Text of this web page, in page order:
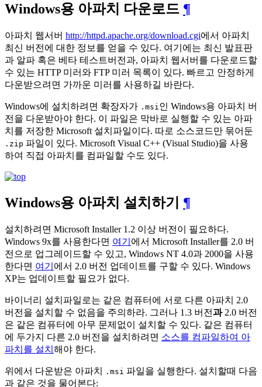
Windows용 아파치 다운로드 ¶
아파치 웹서버 http://httpd.apache.org/download.cgi에서 아파치
최신 버전에 대한 정보를 얻을 수 있다. 여기에는 최신 발표판
과 알파 혹은 베타 테스트버전과, 아파치 웹서버를 다운로드할
수 있는 HTTP 미러와 FTP 미러 목록이 있다. 빠르고 안정하게
다운받으려면 가까운 미러를 사용하길 바란다.
Windows에 설치하려면 확장자가 .msi 인 Windows용 아파치 버
전을 다운받아야 한다. 이 파일은 막바로 실행할 수 있는 아파
치를 저장한 Microsoft 설치파일이다. 따로 소스코드만 묶어둔
.zip 파일이 있다. Microsoft Visual C++ (Visual Studio)을 사용
하여 직접 아파치를 컴파일할 수도 있다.
Windows용 아파치 설치하기 ¶
설치하려면 Microsoft Installer 1.2 이상 버전이 필요하다.
Windows 9x를 사용한다면 여기 에서 Microsoft Installer를 2.0 버
전으로 업그레이드할 수 있고, Windows NT 4.0과 2000을 사용
한다면 여기 에서 2.0 버전 업데이트를 구할 수 있다. Windows
XP는 업데이트할 필요가 없다.
바이너리 설치파일로는 같은 컴퓨터에 서로 다른 아파치 2.0
버전을 설치할 수 없음을 주의하라. 그러나 1.3 버전과2.0 버전
은 같은 컴퓨터에 아무 문제없이 설치할 수 있다. 같은 컴퓨터
에 두가지 다른 2.0 버전을 설치하려면 소스를 컴파일하여 아
파치를 설치 해야 한다.
위에서 다운받은 아파치 .msi 파일을 실행한다. 설치할때 다음
과 같은 것을 물어본다: